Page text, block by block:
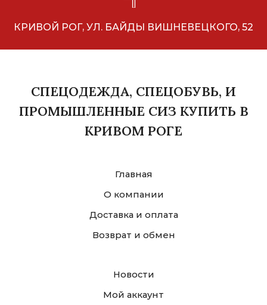
КРИВОЙ РОГ, УЛ. БАЙДЫ ВИШНЕВЕЦКОГО, 52
СПЕЦОДЕЖДА, СПЕЦОБУВЬ, И
ПРОМЫШЛЕННЫЕ СИЗ КУПИТЬ В
КРИВОМ РОГЕ
Главная
О компании
Доставка и оплата
Возврат и обмен
Новости
Мой аккаунт